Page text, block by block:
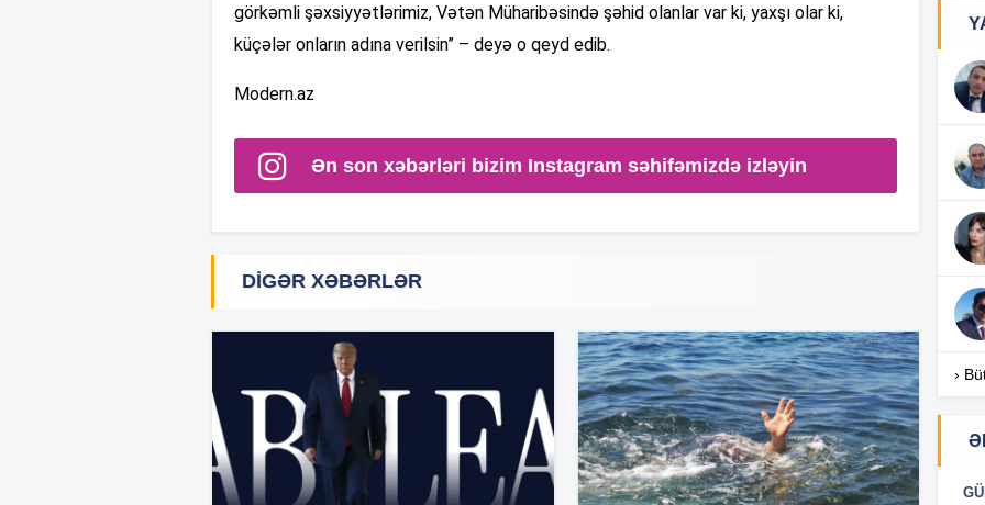
görkəmli şəxsiyyətlərimiz, Vətən Müharibəsində şəhid olanlar var ki, yaxşı olar ki,
küçələr onların adına verilsin” – deyə o qeyd edib.
Modern.az
Ən son xəbərləri bizim Instagram səhifəmizdə izləyin
DIGƏR XƏBƏRLƏR
›